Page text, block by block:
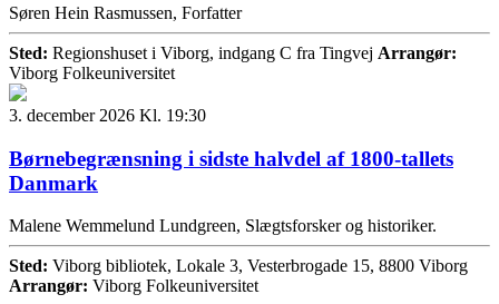
Søren Hein Rasmussen, Forfatter
Sted: Regionshuset i Viborg, indgang C fra Tingvej Arrangør:
Viborg Folkeuniversitet
3. december 2026 Kl. 19:30
Børnebegrænsning i sidste halvdel af 1800-tallets
Danmark
Malene Wemmelund Lundgreen, Slægtsforsker og historiker.
Sted: Viborg bibliotek, Lokale 3, Vesterbrogade 15, 8800 Viborg
Arrangør: Viborg Folkeuniversitet